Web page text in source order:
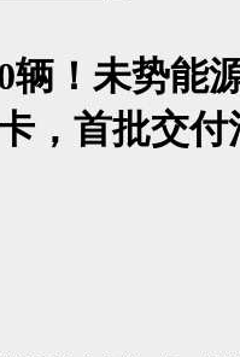
辆！未势能
，首批交付